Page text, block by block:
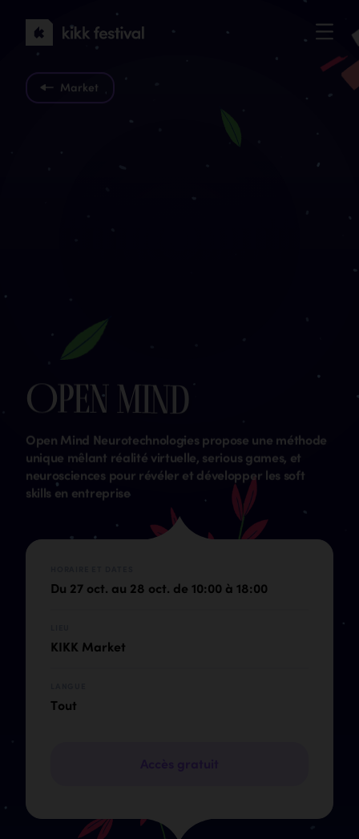
KIKK
Festival
2022
Market
Open Mind
Open Mind Neurotechnologies propose une méthode
unique mêlant réalité virtuelle, serious games, et
neurosciences pour révéler et développer les soft
skills en entreprise
Du 27 oct. au 28 oct. de 10:00 à 18:00
KIKK Market
Tout